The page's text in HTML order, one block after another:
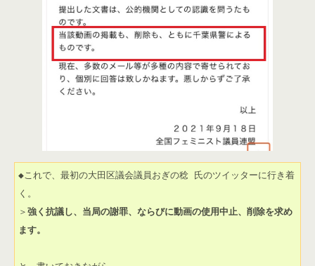
◆これで、最初の大田区議会議員おぎの稔 氏のツイッターに行き着
く。
＞ 強く抗議し、当局の謝罪、ならびに動画の使用中止、削除を求め
ます。